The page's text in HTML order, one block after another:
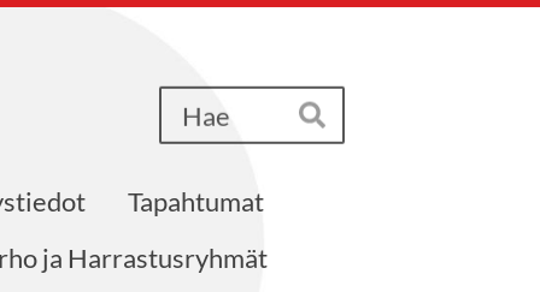
Hae
Tapahtumat
ja Harrastusryhmät